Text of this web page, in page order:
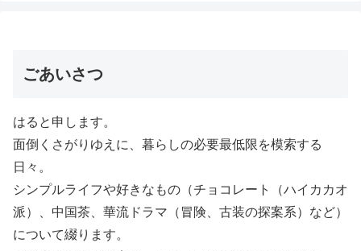
ごあいさつ
はると申します。
面倒くさがりゆえに、暮らしの必要最低限を模索する
日々。
シンプルライフや好きなもの（チョコレート（ハイカカオ
派）、中国茶、華流ドラマ（冒険、古装の探案系）など）
について綴ります。